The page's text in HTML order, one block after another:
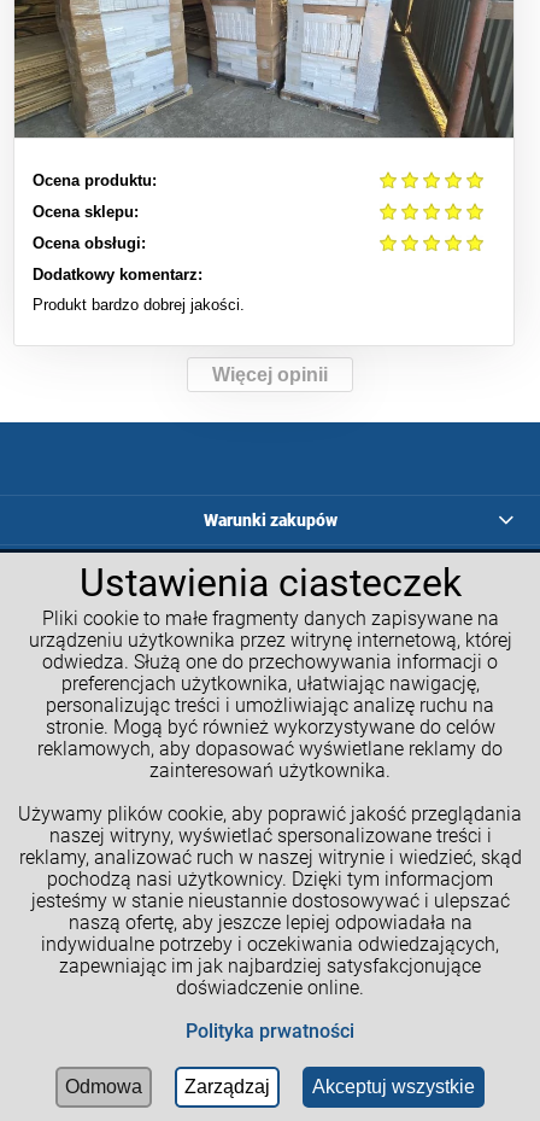
Ustawienia ciasteczek
Pliki cookie to małe fragmenty danych zapisywane na
urządzeniu użytkownika przez witrynę internetową, której
odwiedza. Służą one do przechowywania informacji o
preferencjach użytkownika, ułatwiając nawigację,
personalizując treści i umożliwiając analizę ruchu na
stronie. Mogą być również wykorzystywane do celów
reklamowych, aby dopasować wyświetlane reklamy do
zainteresowań użytkownika.
Używamy plików cookie, aby poprawić jakość przeglądania
naszej witryny, wyświetlać spersonalizowane treści i
reklamy, analizować ruch w naszej witrynie i wiedzieć, skąd
pochodzą nasi użytkownicy. Dzięki tym informacjom
jesteśmy w stanie nieustannie dostosowywać i ulepszać
naszą ofertę, aby jeszcze lepiej odpowiadała na
indywidualne potrzeby i oczekiwania odwiedzających,
zapewniając im jak najbardziej satysfakcjonujące
doświadczenie online.
Polityka prwatności
Odmowa Zarządzaj Akceptuj wszystkie
Blog Zaloguj się
Zarejestruj
się
Ocena produktu:
Ocena sklepu:
Ocena obsługi:
Dodatkowy komentarz:
Produkt bardzo dobrej jakości.
Więcej opinii
Warunki zakupów
Programy lojalnościowe
Kalkulatory GM
Moje konto
Informacje o sklepie
NASZE SPOŁECZNOŚCI
Tarnów NIP 8731017278 | Wszelkie prawa zastrzeżone.
Styl graficzny ShopGadget.pl
Sklep internetowy Shoper Premium